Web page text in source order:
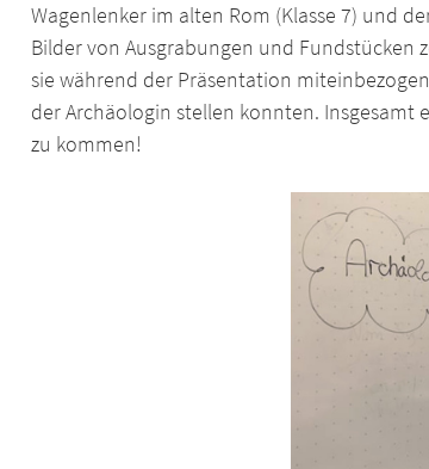
Wagenlenker im alten Rom (Klasse 7) und
Bilder von Ausgrabungen und Fundstücken
sie während der Präsentation
der Archäologin stellen konnten. Insgesamt
zu kommen!